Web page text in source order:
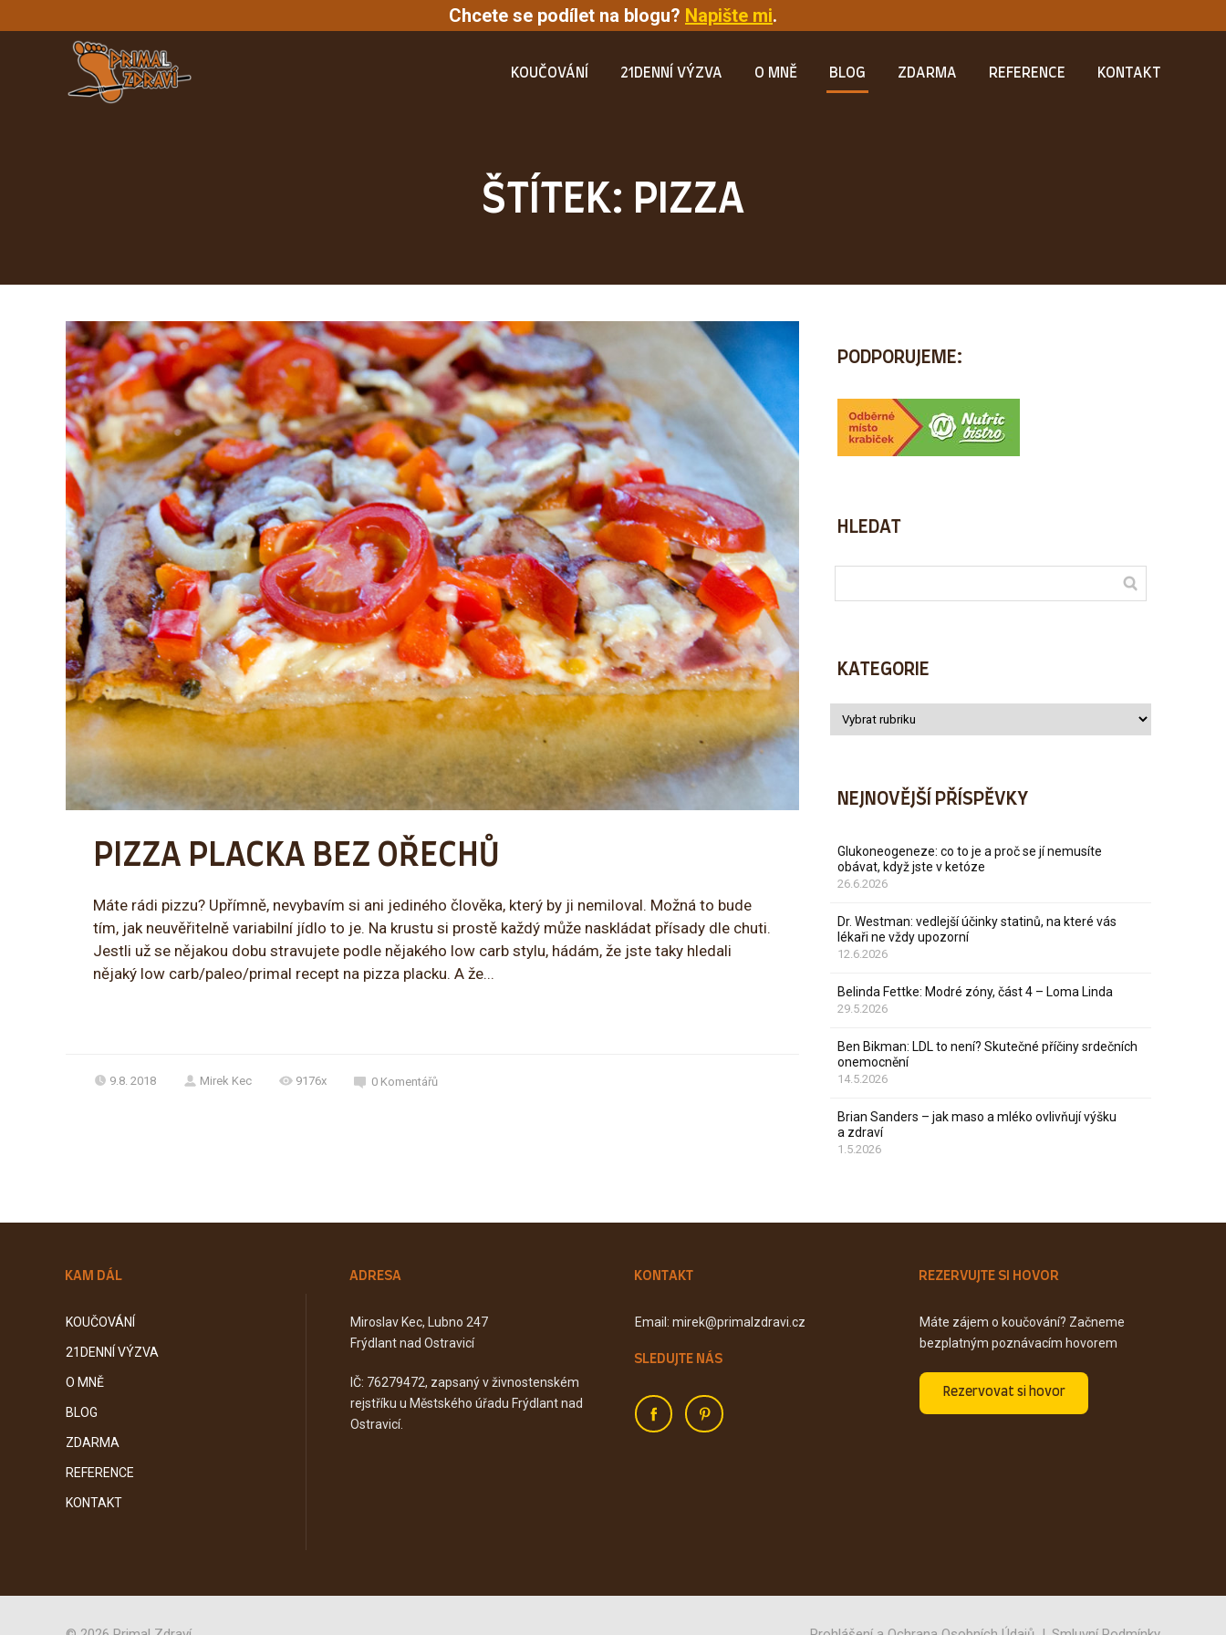
Chcete se podílet na blogu? Napište mi.
KOUČOVÁNÍ 21DENNÍ VÝZVA O MNĚ BLOG ZDARMA REFERENCE KONTAKT
ŠTÍTEK: PIZZA
PIZZA PLACKA BEZ OŘECHŮ
Máte rádi pizzu? Upřímně, nevybavím si ani jediného člověka, který by ji nemiloval. Možná to bude
tím, jak neuvěřitelně variabilní jídlo to je. Na krustu si prostě každý může naskládat přísady dle chuti.
Jestli už se nějakou dobu stravujete podle nějakého low carb stylu, hádám, že jste taky hledali
nějaký low carb/paleo/primal recept na pizza placku. A že...
9.8. 2018 Mirek Kec 9176x 0 Komentářů
PODPORUJEME:
HLEDAT
KATEGORIE
NEJNOVĚJŠÍ PŘÍSPĚVKY
Glukoneogeneze: co to je a proč se jí nemusíte
obávat, když jste v ketóze
26.6.2026
Dr. Westman: vedlejší účinky statinů, na které vás
lékaři ne vždy upozorní
12.6.2026
Belinda Fettke: Modré zóny, část 4 – Loma Linda
29.5.2026
Ben Bikman: LDL to není? Skutečné příčiny srdečních
onemocnění
14.5.2026
Brian Sanders – jak maso a mléko ovlivňují výšku
a zdraví
1.5.2026
KAM DÁL
KOUČOVÁNÍ
21DENNÍ VÝZVA
O MNĚ
BLOG
ZDARMA
REFERENCE
KONTAKT
ADRESA
Miroslav Kec, Lubno 247
Frýdlant nad Ostravicí
IČ: 76279472, zapsaný v živnostenském
rejstříku u Městského úřadu Frýdlant nad
Ostravicí.
KONTAKT
Email: mirek@primalzdravi.cz
SLEDUJTE NÁS
REZERVUJTE SI HOVOR
Máte zájem o koučování? Začneme
bezplatným poznávacím hovorem
Rezervovat si hovor